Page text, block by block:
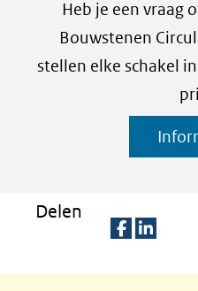
Heb je een vraag
Bouwstenen
stellen elke schakel
Delen